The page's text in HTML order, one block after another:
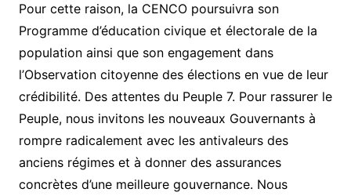
Pour cette raison, la CENCO poursuivra son
Programme d’éducation civique et électorale de la
population ainsi que son engagement dans
l’Observation citoyenne des élections en vue de leur
crédibilité. Des attentes du Peuple 7. Pour rassurer le
Peuple, nous invitons les nouveaux Gouvernants à
rompre radicalement avec les antivaleurs des
anciens régimes et à donner des assurances
concrètes d’une meilleure gouvernance. Nous